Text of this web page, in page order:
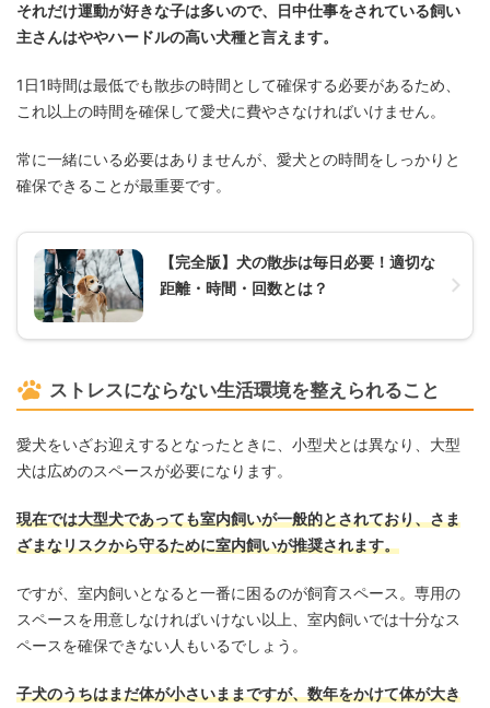
それだけ運動が好きな子は多いので、日中仕事をされている飼い
主さんはややハードルの高い犬種と言えます。
1日1時間は最低でも散歩の時間として確保する必要があるため、
これ以上の時間を確保して愛犬に費やさなければいけません。
常に一緒にいる必要はありませんが、愛犬との時間をしっかりと
確保できることが最重要です。
【完全版】犬の散歩は毎日必要！適切な
距離・時間・回数とは？
ストレスにならない生活環境を整えられること
愛犬をいざお迎えするとなったときに、小型犬とは異なり、大型
犬は広めのスペースが必要になります。
現在では大型犬であっても室内飼いが一般的とされており、さま
ざまなリスクから守るために室内飼いが推奨されます。
ですが、室内飼いとなると一番に困るのが飼育スペース。専用の
スペースを用意しなければいけない以上、室内飼いでは十分なス
ペースを確保できない人もいるでしょう。
子犬のうちはまだ体が小さいままですが、数年をかけて体が大き